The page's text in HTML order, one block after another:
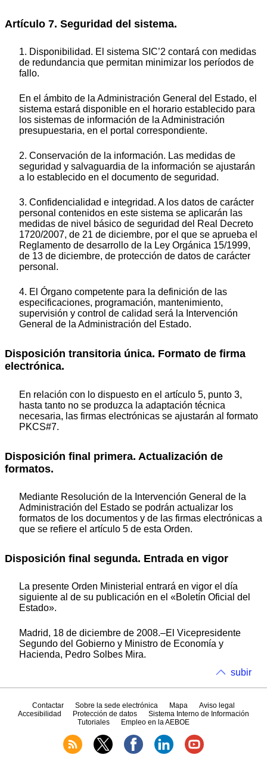
Artículo 7. Seguridad del sistema.
1. Disponibilidad. El sistema SIC’2 contará con medidas
de redundancia que permitan minimizar los períodos de
fallo.
En el ámbito de la Administración General del Estado, el
sistema estará disponible en el horario establecido para
los sistemas de información de la Administración
presupuestaria, en el portal correspondiente.
2. Conservación de la información. Las medidas de
seguridad y salvaguardia de la información se ajustarán
a lo establecido en el documento de seguridad.
3. Confidencialidad e integridad. A los datos de carácter
personal contenidos en este sistema se aplicarán las
medidas de nivel básico de seguridad del Real Decreto
1720/2007, de 21 de diciembre, por el que se aprueba el
Reglamento de desarrollo de la Ley Orgánica 15/1999,
de 13 de diciembre, de protección de datos de carácter
personal.
4. El Órgano competente para la definición de las
especificaciones, programación, mantenimiento,
supervisión y control de calidad será la Intervención
General de la Administración del Estado.
Disposición transitoria única. Formato de firma
electrónica.
En relación con lo dispuesto en el artículo 5, punto 3,
hasta tanto no se produzca la adaptación técnica
necesaria, las firmas electrónicas se ajustarán al formato
PKCS#7.
Disposición final primera. Actualización de
formatos.
Mediante Resolución de la Intervención General de la
Administración del Estado se podrán actualizar los
formatos de los documentos y de las firmas electrónicas a
que se refiere el artículo 5 de esta Orden.
Disposición final segunda. Entrada en vigor
La presente Orden Ministerial entrará en vigor el día
siguiente al de su publicación en el «Boletín Oficial del
Estado».
Madrid, 18 de diciembre de 2008.–El Vicepresidente
Segundo del Gobierno y Ministro de Economía y
Hacienda, Pedro Solbes Mira.
subir
Contactar Sobre la sede electrónica Mapa
Aviso legal
Accesibilidad
Protección de datos
Sistema Interno de Información
Tutoriales
Empleo en la AEBOE